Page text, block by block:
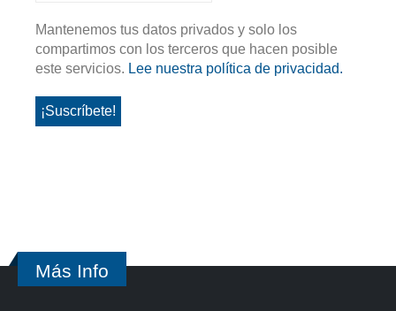
Mantenemos tus datos privados y solo los
compartimos con los terceros que hacen posible
este servicios. Lee nuestra política de privacidad.
Más Info